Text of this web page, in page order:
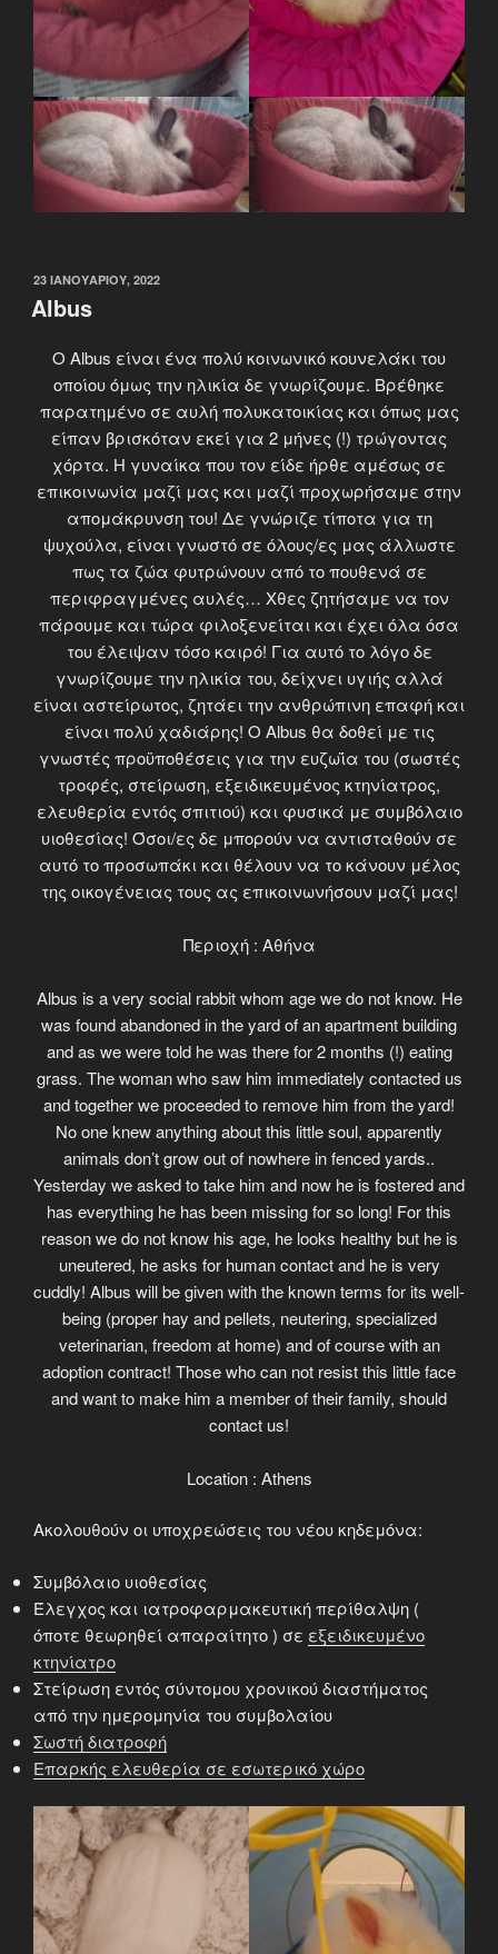
ΔΗΜΟΣΙΕΎΤΗΚΕ
ΣΤΙΣ
23 ΙΑΝΟΥΑΡΊΟΥ, 2022
Albus
Ο Albus είναι ένα πολύ κοινωνικό κουνελάκι του
οποίου όμως την ηλικία δε γνωρίζουμε. Βρέθηκε
παρατημένο σε αυλή πολυκατοικίας και όπως μας
είπαν βρισκόταν εκεί για 2 μήνες (!) τρώγοντας
χόρτα. Η γυναίκα που τον είδε ήρθε αμέσως σε
επικοινωνία μαζί μας και μαζί προχωρήσαμε στην
απομάκρυνση του! Δε γνώριζε τίποτα για τη
ψυχούλα, είναι γνωστό σε όλους/ες μας άλλωστε
πως τα ζώα φυτρώνουν από το πουθενά σε
περιφραγμένες αυλές… Χθες ζητήσαμε να τον
πάρουμε και τώρα φιλοξενείται και έχει όλα όσα
του έλειψαν τόσο καιρό! Για αυτό το λόγο δε
γνωρίζουμε την ηλικία του, δείχνει υγιής αλλά
είναι αστείρωτος, ζητάει την ανθρώπινη επαφή και
είναι πολύ χαδιάρης! Ο Albus θα δοθεί με τις
γνωστές προϋποθέσεις για την ευζωΐα του (σωστές
τροφές, στείρωση, εξειδικευμένος κτηνίατρος,
ελευθερία εντός σπιτιού) και φυσικά με συμβόλαιο
υιοθεσίας! Όσοι/ες δε μπορούν να αντισταθούν σε
αυτό το προσωπάκι και θέλουν να το κάνουν μέλος
της οικογένειας τους ας επικοινωνήσουν μαζί μας!
Περιοχή : Αθήνα
Albus is a very social rabbit whom age we do not know. He
was found abandoned in the yard of an apartment building
and as we were told he was there for 2 months (!) eating
grass. The woman who saw him immediately contacted us
and together we proceeded to remove him from the yard!
No one knew anything about this little soul, apparently
animals don’t grow out of nowhere in fenced yards..
Yesterday we asked to take him and now he is fostered and
has everything he has been missing for so long! For this
reason we do not know his age, he looks healthy but he is
uneutered, he asks for human contact and he is very
cuddly! Albus will be given with the known terms for its well-
being (proper hay and pellets, neutering, specialized
veterinarian, freedom at home) and of course with an
adoption contract! Those who can not resist this little face
and want to make him a member of their family, should
contact us!
Location : Athens
Ακολουθούν οι υποχρεώσεις του νέου κηδεμόνα:
Συμβόλαιο υιοθεσίας
Έλεγχος και ιατροφαρμακευτική περίθαλψη (
όποτε θεωρηθεί απαραίτητο ) σε εξειδικευμένο
κτηνίατρο
Στείρωση εντός σύντομου χρονικού διαστήματος
από την ημερομηνία του συμβολαίου
Σωστή διατροφή
Επαρκής ελευθερία σε εσωτερικό χώρο